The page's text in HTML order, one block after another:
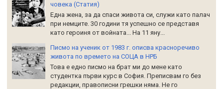
човека (Статия)
Една жена, за да спаси живота си, служи като палач
при немците. 30 години тя успешно се представя
като героиня от войната... На 11 яну...
Писмо на ученик от 1983 г. описва красноречиво
живота по времето на СОЦА в НРБ
Това е едно писмо на брат ми до мене като
студентка първи курс в София. Преписвам го без
редакции, правописни грешки няма. Не го